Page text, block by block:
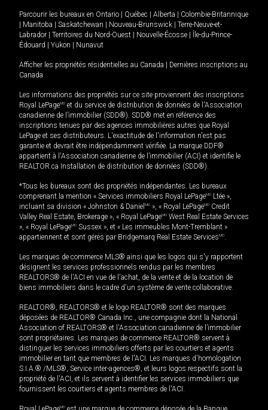
Parcourir les bureaux en Ontario Québec Alberta
Colombie-Britannique
Manitoba Saskatchewan Nouveau-Brunswick
Terre-Neuve-et-
Labrador
Territoires du Nord-Ouest Nouvelle-Écosse
Île-du-Prince-
Édouard
Yukon Nunavut
Afficher les propriétés résidentielles au Canada
Dernières inscriptions au
Canada
Les informations des propriétés sur ce site proviennent des inscriptions
Royal LePageMD et du service de distribution de données de l'Association
canadienne de l’immobilier (SDD®). SDD® met en référence des
inscriptions tenues par des agences immobilières autres que Royal
LePage et ses distributeurs. L'exactitude de l'information n'est pas
garantie et devrait être indépendamment vérifiée. La marque DDF®
appartient à l'Association canadienne de l’immobilier (ACI) et identifie le
REALTOR.ca Installation de distribution de données (SDD®).
*Tous les bureaux sont des propriétés indépendantes. Les bureaux
comprenant la mention « Services immobiliers Royal LePageMD Ltée »,
incluant sa division « Johnston & Daniel MD », « Royal LePageMD Credit
Valley Real Estate, Brokerage », « Royal LePageMD West Real Estate Services
», « Royal LePageMD Sussex », et « Les immeubles Mont-Tremblant »
appartiennent et sont gérés par Bridgemarq Real Estate ServicesMD.
Les marques de commerce MLS® ainsi que les logos qui s'y rapportent
désignent les services professionnels rendus par les membres
REALTORS® de l'ACI en vue de l'achat, de la vente et de la location de
biens immobiliers dans le cadre d'un système de vente collaborative.
REALTOR®, REALTORS® et le logo REALTOR® sont des marques
déposées de REALTOR® Canada Inc., une compagnie dont la National
Association of REALTORS® et l'Association canadienne de l’immobilier
sont propriétaires. Les marques de commerce REALTOR® servent à
distinguer les services immobiliers offerts par les courtiers et agents
immobilier en tant que membres de l'ACI. Les marques d'homologation
S.I.A.® /MLS®, Service inter-agences®, et leurs logos respectifs sont la
propriété de l'ACI, et ils servent à identifier les services immobiliers que
fournissent les courtiers et agents membres de l'ACI.
MD